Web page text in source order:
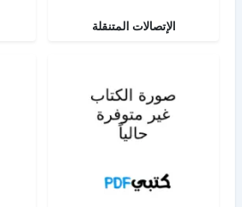
الإتصالات المتنقلة